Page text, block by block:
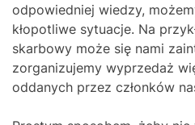
odpowiedniej wiedzy,
kłopotliwe sytuacje. Na
skarbowy może się nami
zorganizujemy wyprzedaż
oddanych przez członków